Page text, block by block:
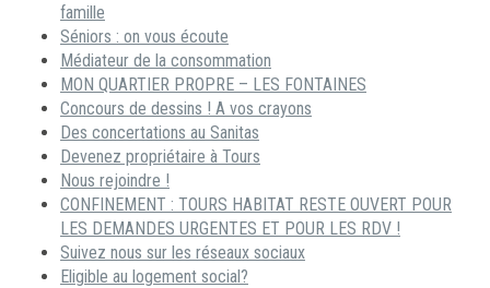
famille
Séniors : on vous écoute
Médiateur de la consommation
MON QUARTIER PROPRE – LES FONTAINES
Concours de dessins ! A vos crayons
Des concertations au Sanitas
Devenez propriétaire à Tours
Nous rejoindre !
CONFINEMENT : TOURS HABITAT RESTE OUVERT POUR
LES DEMANDES URGENTES ET POUR LES RDV !
Suivez nous sur les réseaux sociaux
Eligible au logement social?